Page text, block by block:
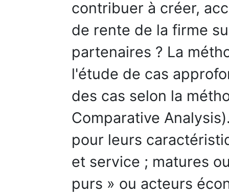
contribuer à créer,
de rente de la firme
partenaires ? La
l'étude de cas
des cas selon la
Comparative
pour leurs
et service ; matures
purs » ou acteurs